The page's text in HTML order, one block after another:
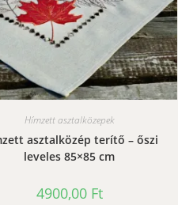
Hímzett asztalközepek
asztalközép terítő – őszi
leveles 85×85 cm
4900,00 Ft